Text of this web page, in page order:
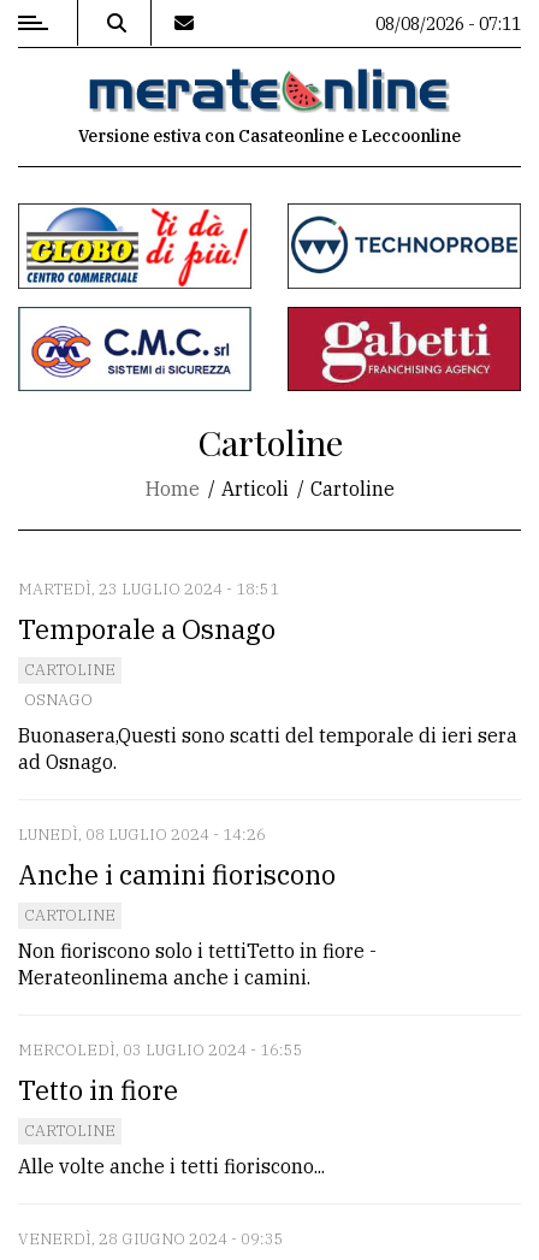
MENU
commenti
Contenuti
del
sito
CONTATTI
La
redazione
Scrivici
Per
tua
pubblicità
CERCA
per
comune
Ricerca
avanzata
LE
08/08/2026 - 07:11
Versione estiva con Casateonline e Leccoonline
Cartoline
Home Articoli Cartoline
MARTEDÌ, 23 LUGLIO 2024 - 18:51
Temporale a Osnago
CARTOLINE
OSNAGO
Buonasera,Questi sono scatti del temporale di ieri sera
ad Osnago.
LUNEDÌ, 08 LUGLIO 2024 - 14:26
Anche i camini fioriscono
CARTOLINE
Non fioriscono solo i tettiTetto in fiore -
Merateonlinema anche i camini.
MERCOLEDÌ, 03 LUGLIO 2024 - 16:55
Tetto in fiore
CARTOLINE
Alle volte anche i tetti fioriscono...
VENERDÌ, 28 GIUGNO 2024 - 09:35